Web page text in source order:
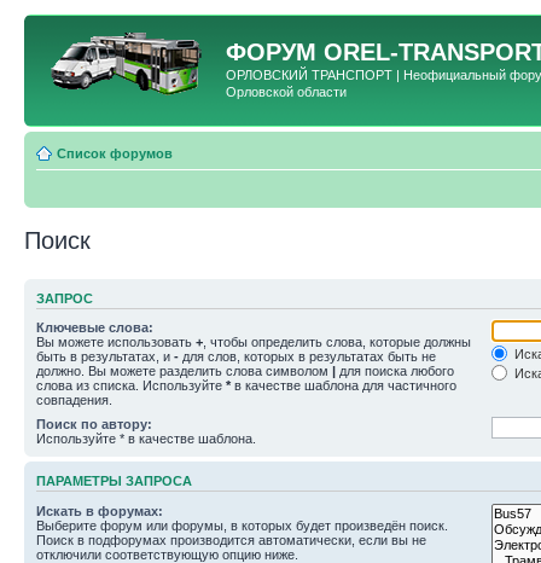
ФОРУМ OREL-
ОРЛОВСКИЙ ТРАНСПОРТ | Неофициальный форум
Орловской области
Список форумов
Поиск
ЗАПРОС
Ключевые слова:
Вы можете использовать + , чтобы определить слова, которые должны
быть в результатах, и - для слов, которых в результатах быть не
должно. Вы можете разделить слова символом | для поиска любого
слова из списка. Используйте * в качестве шаблона для частичного
совпадения.
Поиск по автору:
Используйте * в качестве шаблона.
ПАРАМЕТРЫ ЗАПРОСА
Искать в форумах:
Выберите форум или форумы, в которых будет произведён поиск.
Поиск в подфорумах производится автоматически, если вы не
отключили соответствующую опцию ниже.